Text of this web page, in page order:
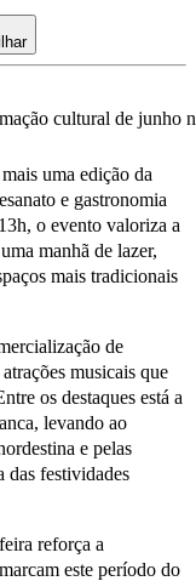
uma edição da
e gastronomia
o evento valoriza a
manhã de lazer,
mais tradicionais
de
musicais que
os destaques está a
levando ao
e pelas
das festividades
reforça a
este período do